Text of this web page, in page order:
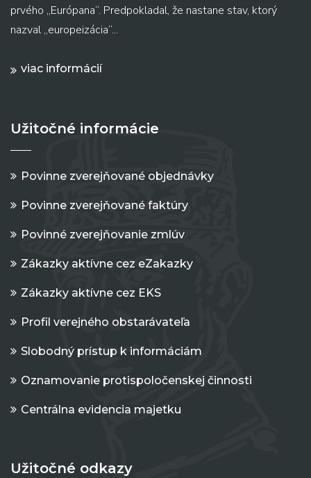
prvého „Európana“. Predpokladal, že nastane stav, ktorý
nazval „europeizácia“...
viac informácií
Užitočné informácie
Povinne zverejňované objednávky
Povinne zverejňované faktúry
Povinné zverejňovanie zmlúv
Zákazky aktívne cez eZakazky
Zákazky aktívne cez EKS
Profil verejného obstarávateľa
Slobodný prístup k informáciám
Oznamovanie protispoločenskej činnosti
Centrálna evidencia majetku
Užitočné odkazy